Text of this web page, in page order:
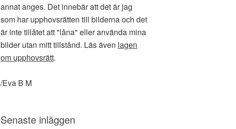
annat anges. Det innebär att det är jag
som har upphovsrätten till bilderna och det
är inte tillåtet att "låna" eller använda mina
bilder utan mitt tillstånd. Läs även lagen
om upphovsrätt.
/Eva B M
Senaste inläggen